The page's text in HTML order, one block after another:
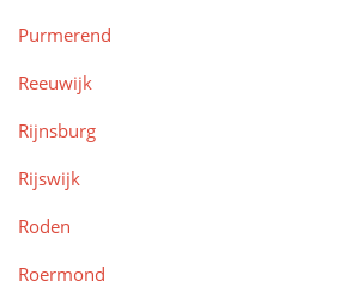
Purmerend
Reeuwijk
Rijnsburg
Rijswijk
Roden
Roermond